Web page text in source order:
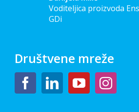
Voditeljica proizvoda
GDi
Društvene mreže